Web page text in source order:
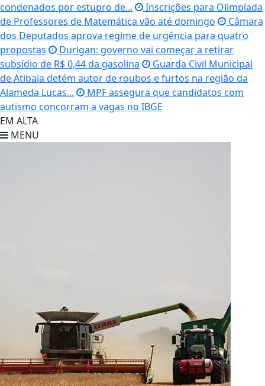
condenados por estupro de...
Inscrições para Olimpíada
de Professores de Matemática vão até domingo
Câmara
dos Deputados aprova regime de urgência para quatro
propostas
Durigan: governo vai começar a retirar
subsídio de R$ 0,44 da gasolina
Guarda Civil Municipal
de Atibaia detém autor de roubos e furtos na região da
Alameda Lucas...
MPF assegura que candidatos com
autismo concorram a vagas no IBGE
EM ALTA
MENU